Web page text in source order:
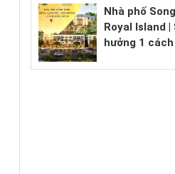
Nhà phố
Royal Island
hưởng 1